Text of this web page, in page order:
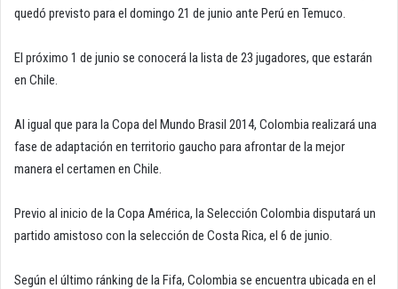
quedó previsto para el domingo 21 de junio ante Perú en Temuco.
El próximo 1 de junio se conocerá la lista de 23 jugadores, que estarán
en Chile.
Al igual que para la Copa del Mundo Brasil 2014, Colombia realizará una
fase de adaptación en territorio gaucho para afrontar de la mejor
manera el certamen en Chile.
Previo al inicio de la Copa América, la Selección Colombia disputará un
partido amistoso con la selección de Costa Rica, el 6 de junio.
Según el último ránking de la Fifa, Colombia se encuentra ubicada en el